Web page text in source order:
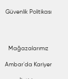
Güvenlik Politikası
Mağazalarımız
Ambar'da Kariyer